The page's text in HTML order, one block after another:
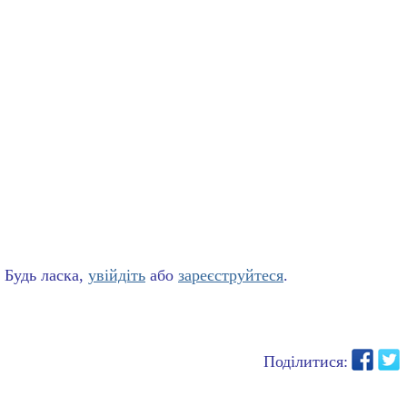
Будь ласка, увійдіть або зареєструйтеся.
Поділитися: